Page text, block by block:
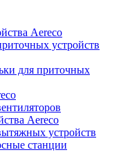
Aereco
устройств
для приточных
Aereco
устройств
станции